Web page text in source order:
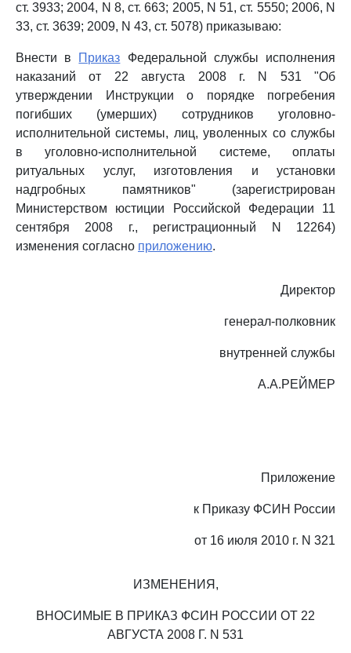
ст. 3933; 2004, N 8, ст. 663; 2005, N 51, ст. 5550; 2006, N
33, ст. 3639; 2009, N 43, ст. 5078) приказываю:
Внести в Приказ Федеральной службы исполнения
наказаний от 22 августа 2008 г. N 531 "Об
утверждении Инструкции о порядке погребения
погибших (умерших) сотрудников уголовно-
исполнительной системы, лиц, уволенных со службы
в уголовно-исполнительной системе, оплаты
ритуальных услуг, изготовления и установки
надгробных памятников" (зарегистрирован
Министерством юстиции Российской Федерации 11
сентября 2008 г., регистрационный N 12264)
изменения согласно приложению.
Директор
генерал-полковник
внутренней службы
А.А.РЕЙМЕР
Приложение
к Приказу ФСИН России
от 16 июля 2010 г. N 321
ИЗМЕНЕНИЯ,
ВНОСИМЫЕ В ПРИКАЗ ФСИН РОССИИ ОТ 22
АВГУСТА 2008 Г. N 531